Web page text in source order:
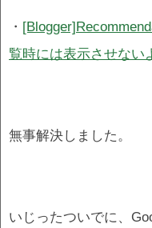
・
覧時には表示させない
無事解決しました。
いじったついでに、